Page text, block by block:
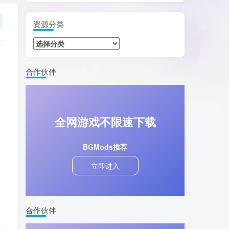
资源分类
合作伙伴
全网游戏不限速下载
BGMods推荐
立即进入
合作伙伴